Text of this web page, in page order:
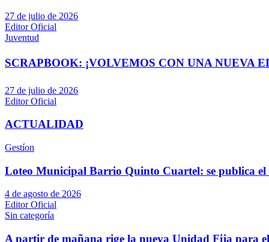
27 de julio de 2026
Editor Oficial
Juventud
SCRAPBOOK: ¡VOLVEMOS CON UNA NUEVA
27 de julio de 2026
Editor Oficial
ACTUALIDAD
Gestíon
Loteo Municipal Barrio Quinto Cuartel: se publica el
4 de agosto de 2026
Editor Oficial
Sin categoría
A partir de mañana rige la nueva Unidad Fija para